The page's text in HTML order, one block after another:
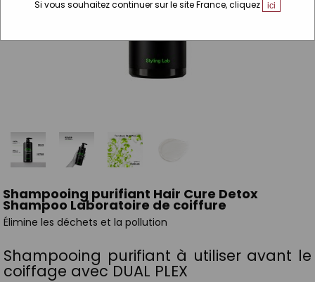
Si vous souhaitez continuer sur le site France, cliquez ici
Shampooing purifiant Hair Cure Detox
Shampoo Laboratoire de coiffure
Élimine les déchets et la pollution
Shampooing purifiant à utiliser avant le
coiffage avec DUAL PLEX